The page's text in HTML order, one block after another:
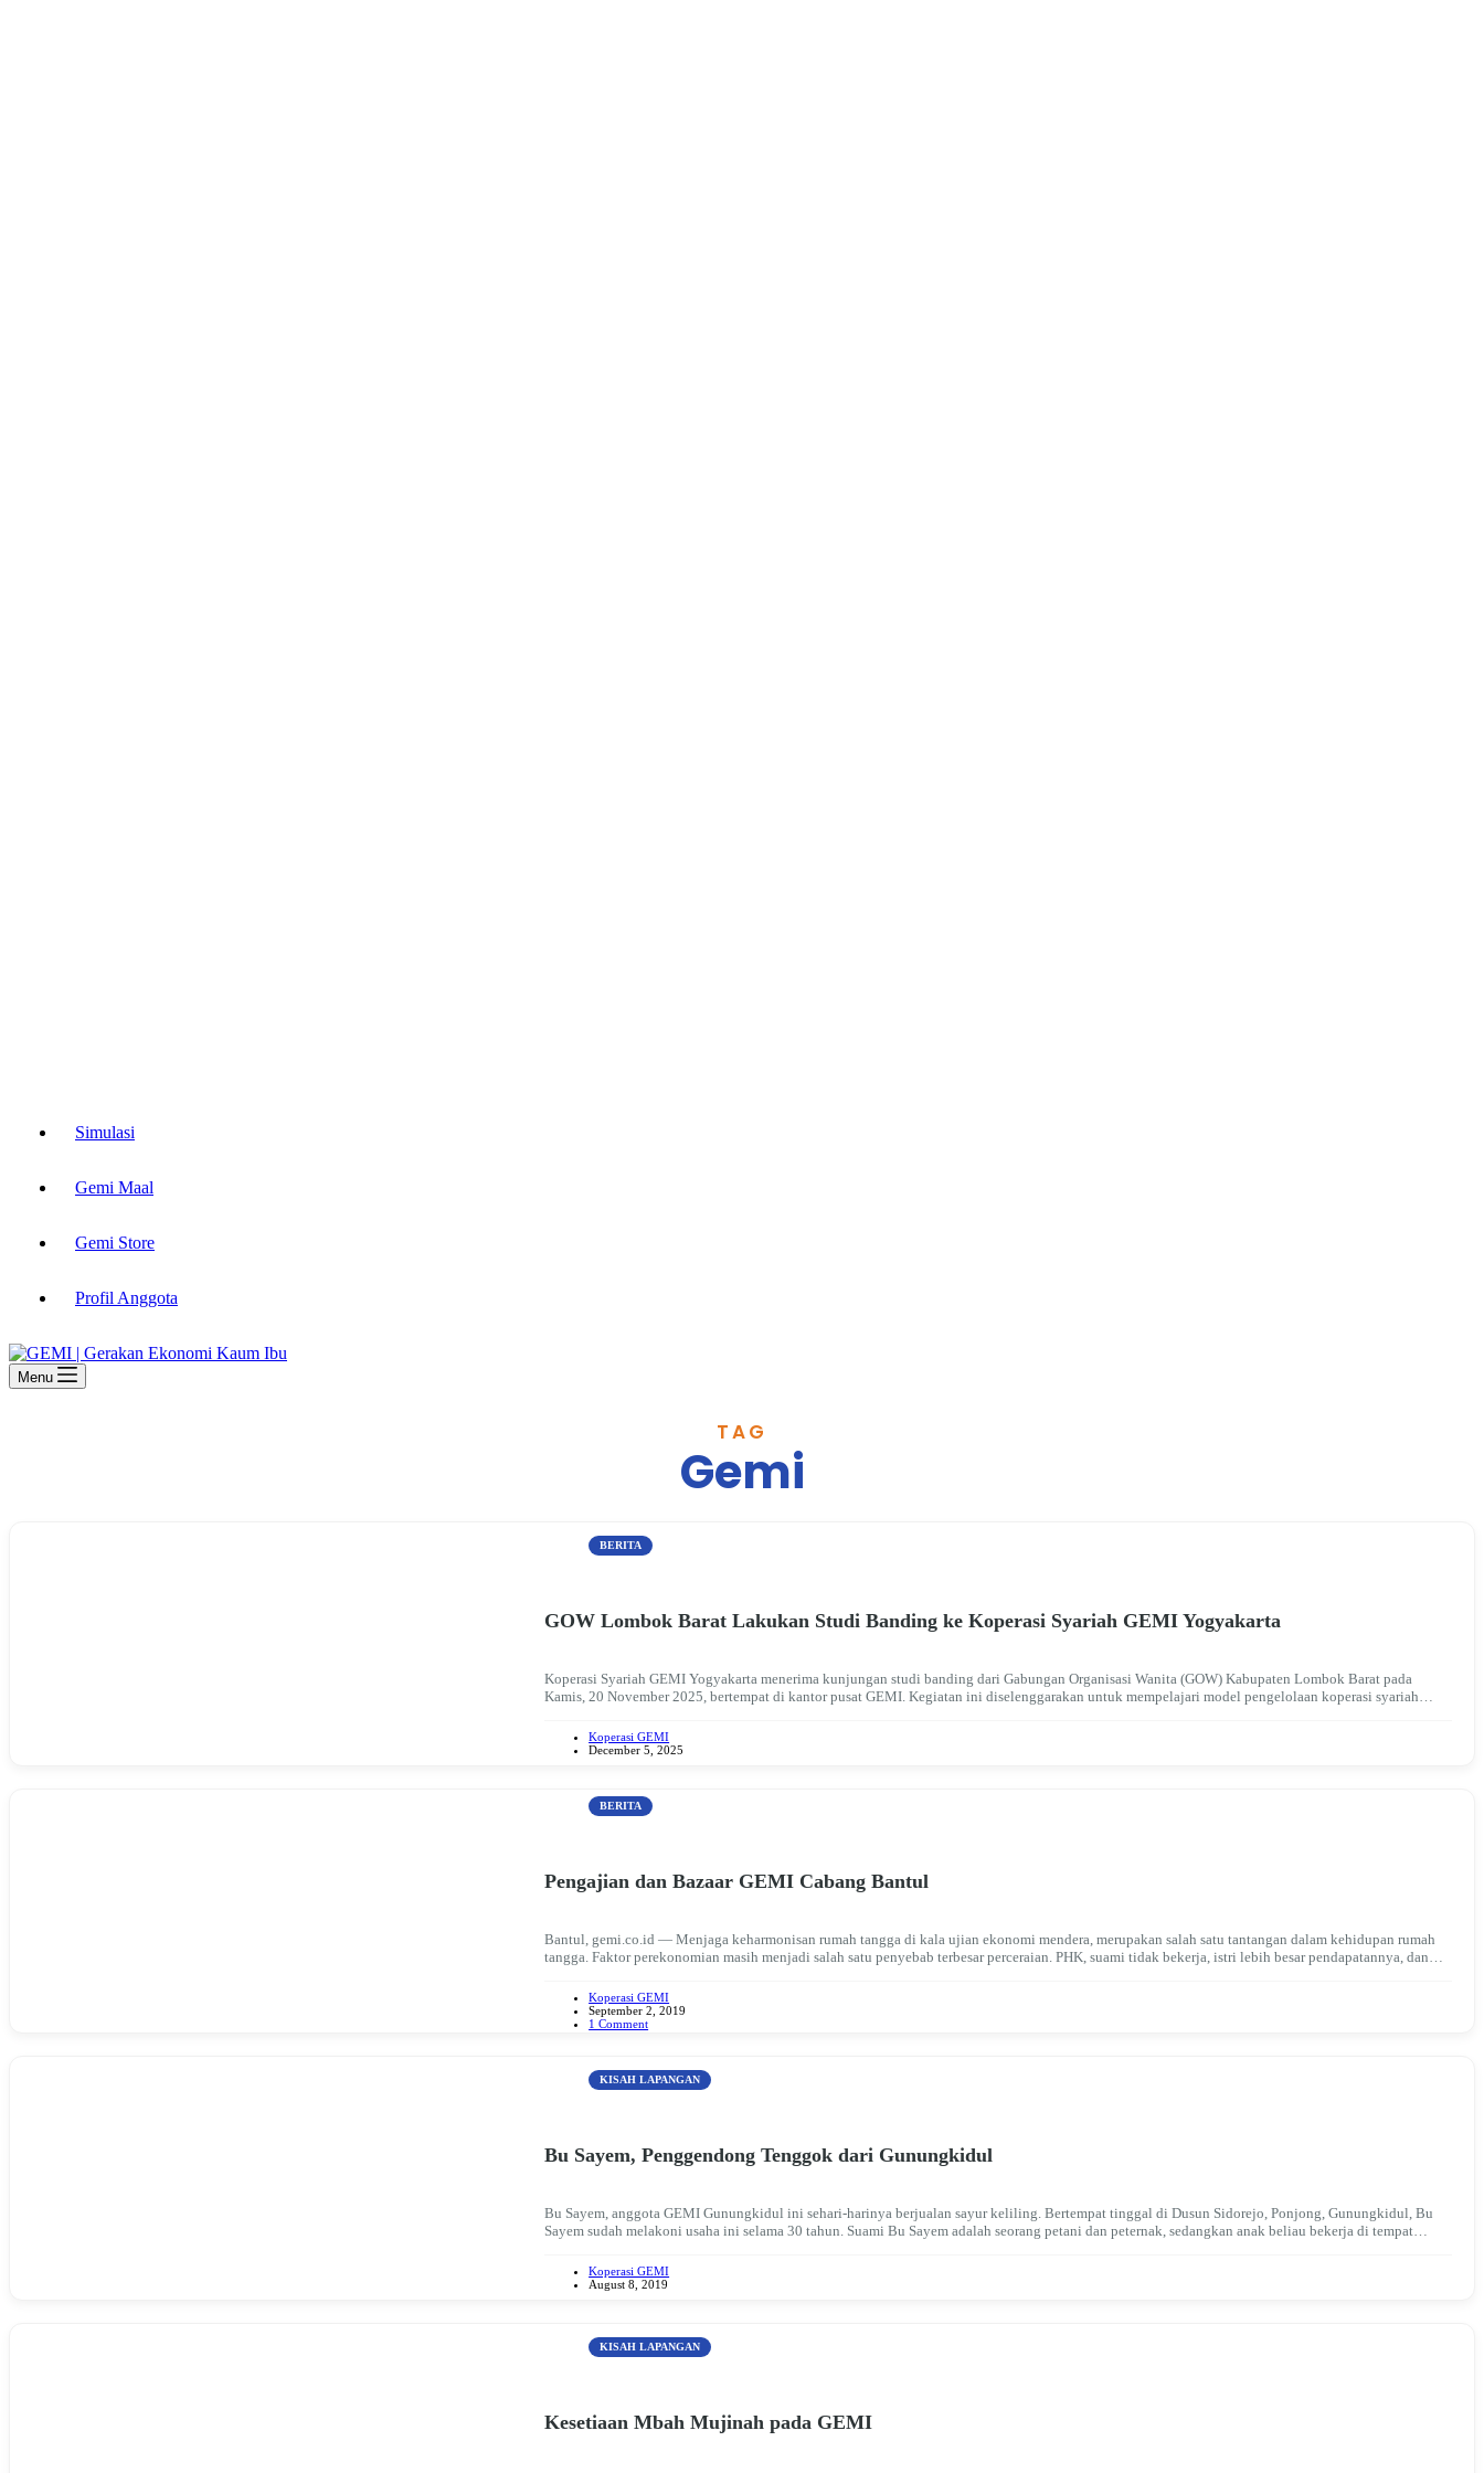
Simulasi
Gemi Maal
Gemi Store
Profil Anggota
Menu
TAG
Gemi
BERITA
GOW Lombok Barat Lakukan Studi Banding ke Koperasi Syariah GEMI Yogyakarta
Koperasi Syariah GEMI Yogyakarta menerima kunjungan studi banding dari Gabungan Organisasi Wanita (GOW) Kabupaten Lombok Barat pada
Kamis, 20 November 2025, bertempat di kantor pusat GEMI. Kegiatan ini diselenggarakan untuk mempelajari model pengelolaan koperasi syariah
Koperasi GEMI
December 5, 2025
BERITA
Pengajian dan Bazaar GEMI Cabang Bantul
Bantul, gemi.co.id — Menjaga keharmonisan rumah tangga di kala ujian ekonomi mendera, merupakan salah satu tantangan dalam kehidupan rumah
tangga. Faktor perekonomian masih menjadi salah satu penyebab terbesar perceraian. PHK, suami tidak bekerja, istri lebih besar pendapatannya, dan
Koperasi GEMI
September 2, 2019
1 Comment
KISAH LAPANGAN
Bu Sayem, Penggendong Tenggok dari Gunungkidul
Bu Sayem, anggota GEMI Gunungkidul ini sehari-harinya berjualan sayur keliling. Bertempat tinggal di Dusun Sidorejo, Ponjong, Gunungkidul, Bu
Sayem sudah melakoni usaha ini selama 30 tahun. Suami Bu Sayem adalah seorang petani dan peternak, sedangkan anak beliau bekerja di tempat…
Koperasi GEMI
August 8, 2019
KISAH LAPANGAN
Kesetiaan Mbah Mujinah pada GEMI